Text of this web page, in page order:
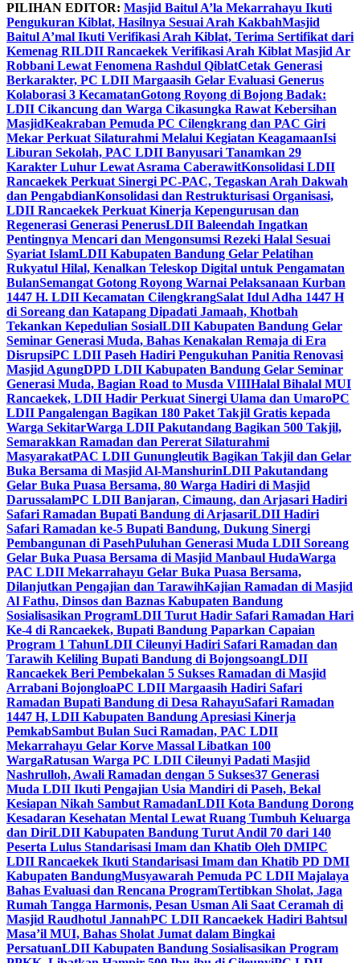
PILIHAN EDITOR: Masjid Baitul A’la Mekarrahayu Ikuti
Pengukuran Kiblat, Hasilnya Sesuai Arah KakbahMasjid
Baitul A’mal Ikuti Verifikasi Arah Kiblat, Terima Sertifikat dari
Kemenag RILDII Rancaekek Verifikasi Arah Kiblat Masjid Ar
Robbani Lewat Fenomena Rashdul QiblatCetak Generasi
Berkarakter, PC LDII Margaasih Gelar Evaluasi Generus
Kolaborasi 3 KecamatanGotong Royong di Bojong Badak:
LDII Cikancung dan Warga Cikasungka Rawat Kebersihan
MasjidKeakraban Pemuda PC Cilengkrang dan PAC Giri
Mekar Perkuat Silaturahmi Melalui Kegiatan KeagamaanIsi
Liburan Sekolah, PAC LDII Banyusari Tanamkan 29
Karakter Luhur Lewat Asrama CaberawitKonsolidasi LDII
Rancaekek Perkuat Sinergi PC-PAC, Tegaskan Arah Dakwah
dan PengabdianKonsolidasi dan Restrukturisasi Organisasi,
LDII Rancaekek Perkuat Kinerja Kepengurusan dan
Regenerasi Generasi PenerusLDII Baleendah Ingatkan
Pentingnya Mencari dan Mengonsumsi Rezeki Halal Sesuai
Syariat IslamLDII Kabupaten Bandung Gelar Pelatihan
Rukyatul Hilal, Kenalkan Teleskop Digital untuk Pengamatan
BulanSemangat Gotong Royong Warnai Pelaksanaan Kurban
1447 H. LDII Kecamatan CilengkrangSalat Idul Adha 1447 H
di Soreang dan Katapang Dipadati Jamaah, Khotbah
Tekankan Kepedulian SosialLDII Kabupaten Bandung Gelar
Seminar Generasi Muda, Bahas Kenakalan Remaja di Era
DisrupsiPC LDII Paseh Hadiri Pengukuhan Panitia Renovasi
Masjid AgungDPD LDII Kabupaten Bandung Gelar Seminar
Generasi Muda, Bagian Road to Musda VIIIHalal Bihalal MUI
Rancaekek, LDII Hadir Perkuat Sinergi Ulama dan UmaroPC
LDII Pangalengan Bagikan 180 Paket Takjil Gratis kepada
Warga SekitarWarga LDII Pakutandang Bagikan 500 Takjil,
Semarakkan Ramadan dan Pererat Silaturahmi
MasyarakatPAC LDII Gunungleutik Bagikan Takjil dan Gelar
Buka Bersama di Masjid Al-ManshurinLDII Pakutandang
Gelar Buka Puasa Bersama, 80 Warga Hadiri di Masjid
DarussalamPC LDII Banjaran, Cimaung, dan Arjasari Hadiri
Safari Ramadan Bupati Bandung di ArjasariLDII Hadiri
Safari Ramadan ke-5 Bupati Bandung, Dukung Sinergi
Pembangunan di PasehPuluhan Generasi Muda LDII Soreang
Gelar Buka Puasa Bersama di Masjid Manbaul HudaWarga
PAC LDII Mekarrahayu Gelar Buka Puasa Bersama,
Dilanjutkan Pengajian dan TarawihKajian Ramadan di Masjid
Al Fathu, Dinsos dan Baznas Kabupaten Bandung
Sosialisasikan ProgramLDII Turut Hadir Safari Ramadan Hari
Ke-4 di Rancaekek, Bupati Bandung Paparkan Capaian
Program 1 TahunLDII Cileunyi Hadiri Safari Ramadan dan
Tarawih Keliling Bupati Bandung di BojongsoangLDII
Rancaekek Beri Pembekalan 5 Sukses Ramadan di Masjid
Arrabani BojongloaPC LDII Margaasih Hadiri Safari
Ramadan Bupati Bandung di Desa RahayuSafari Ramadan
1447 H, LDII Kabupaten Bandung Apresiasi Kinerja
PemkabSambut Bulan Suci Ramadan, PAC LDII
Mekarrahayu Gelar Korve Massal Libatkan 100
WargaRatusan Warga PC LDII Cileunyi Padati Masjid
Nashrulloh, Awali Ramadan dengan 5 Sukses37 Generasi
Muda LDII Ikuti Pengajian Usia Mandiri di Paseh, Bekal
Kesiapan Nikah Sambut RamadanLDII Kota Bandung Dorong
Kesadaran Kesehatan Mental Lewat Ruang Tumbuh Keluarga
dan DiriLDII Kabupaten Bandung Turut Andil 70 dari 140
Peserta Lulus Standarisasi Imam dan Khatib Oleh DMIPC
LDII Rancaekek Ikuti Standarisasi Imam dan Khatib PD DMI
Kabupaten BandungMusyawarah Pemuda PC LDII Majalaya
Bahas Evaluasi dan Rencana ProgramTertibkan Sholat, Jaga
Rumah Tangga Harmonis, Pesan Usman Ali Saat Ceramah di
Masjid Raudhotul JannahPC LDII Rancaekek Hadiri Bahtsul
Masa’il MUI, Bahas Sholat Jumat dalam Bingkai
PersatuanLDII Kabupaten Bandung Sosialisasikan Program